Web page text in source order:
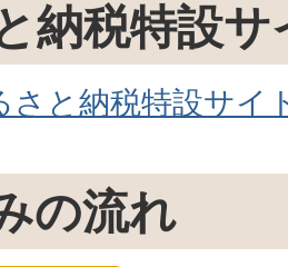
納税特設サ
さと納税特設サイ
の流れ